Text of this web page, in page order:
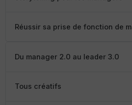
Réussir sa prise de fonction de
Du manager 2.0 au leader 3.0
Tous créatifs